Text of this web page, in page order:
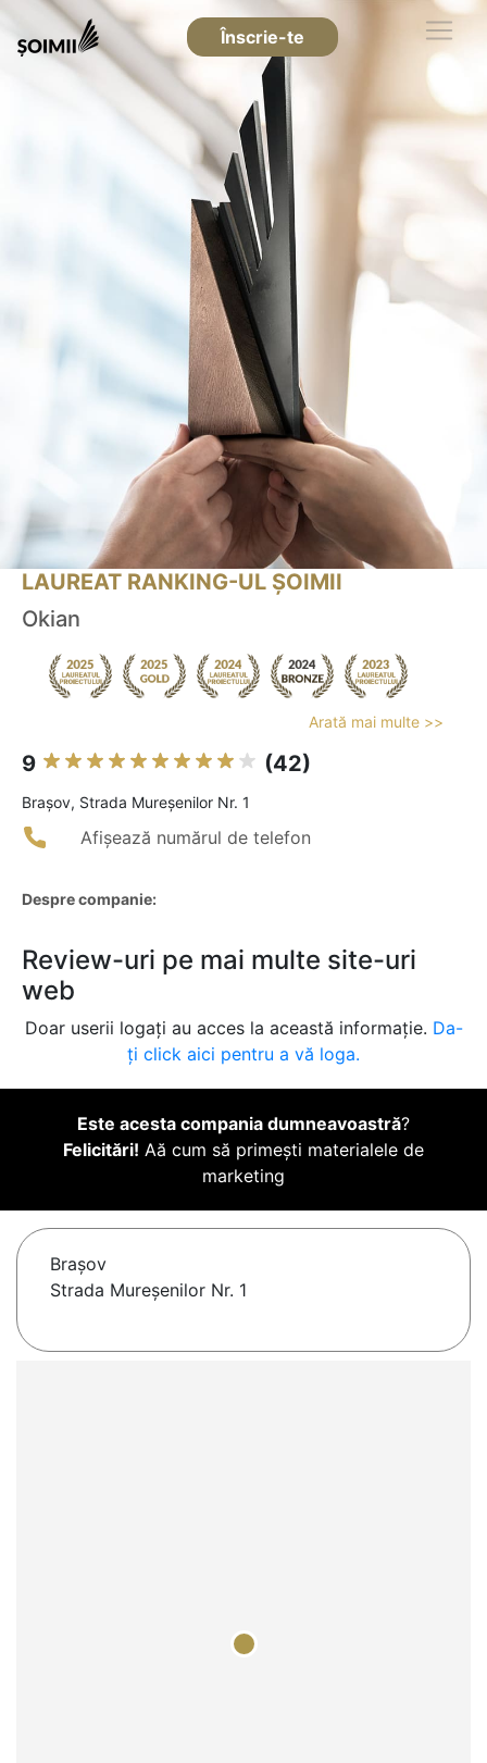
Înscrie-te
LAUREAT RANKING-UL ȘOIMII
Okian
Arată mai multe >>
9 (42)
Braşov, Strada Mureșenilor Nr. 1
Afișează numărul de telefon
Despre companie:
Review-uri pe mai multe site-uri
web
Doar userii logați au acces la această informație. Da-
ți click aici pentru a vă loga.
Este acesta compania dumneavoastră?
Felicitări! Aă cum să primești materialele de
marketing
Braşov
Strada Mureșenilor Nr. 1